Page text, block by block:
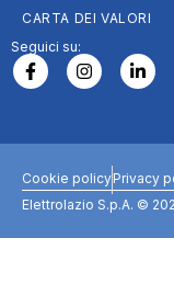
CARTA DEI VALORI
Seguici su:
Cookie policyPrivacy
Elettrolazio S.p.A. ©